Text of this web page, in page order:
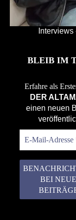
BLEIB IM
Erfahre als
DER
einen neuen